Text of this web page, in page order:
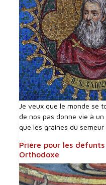
Je veux que le monde se
de nos pas donne vie à
que les graines du semeur
Prière pour les
Orthodoxe